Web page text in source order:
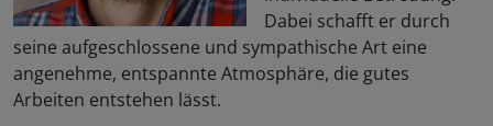
Dabei schafft er durch
seine aufgeschlossene und sympathische Art eine
angenehme, entspannte Atmosphäre, die gutes
Arbeiten entstehen lässt.